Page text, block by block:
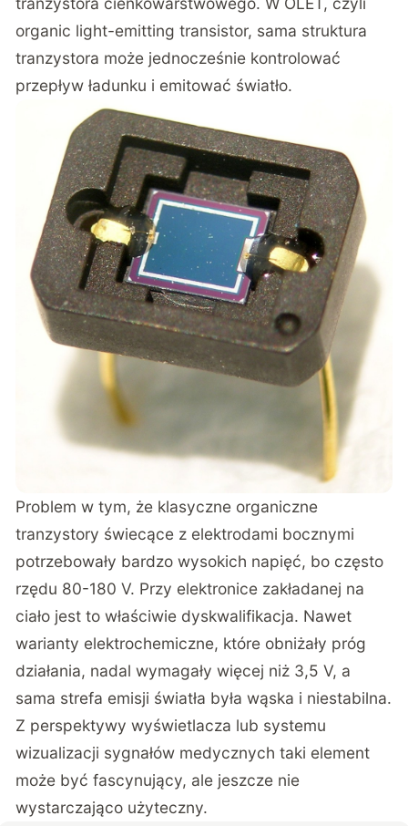
organic light-emitting transistor, sama struktura
tranzystora może jednocześnie kontrolować
przepływ ładunku i emitować światło.
Problem w tym, że klasyczne organiczne
tranzystory świecące z elektrodami bocznymi
potrzebowały bardzo wysokich napięć, bo często
rzędu 80-180 V. Przy elektronice zakładanej na
ciało jest to właściwie dyskwalifikacja. Nawet
warianty elektrochemiczne, które obniżały próg
działania, nadal wymagały więcej niż 3,5 V, a
sama strefa emisji światła była wąska i niestabilna.
Z perspektywy wyświetlacza lub systemu
wizualizacji sygnałów medycznych taki element
może być fascynujący, ale jeszcze nie
wystarczająco użyteczny.